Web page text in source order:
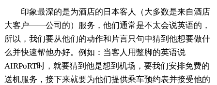
印象最深的是为酒店的日本客人（大多数是来自酒店
大客户——公司的）服务，他们通常是不太会说英语的，
所以，我们要从他们的动作和片言只句中猜到他想要做什
么并快速帮他办好。例如：当客人用蹩脚的英语说
AIRPoRT时，就要猜到他是想到机场，要我们安排免费的
送机服务，接下来就要为他们提供乘车预约表并接受他的